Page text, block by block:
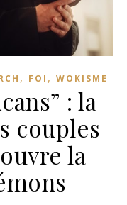
, FOI , WOKISME
: la
couples
la